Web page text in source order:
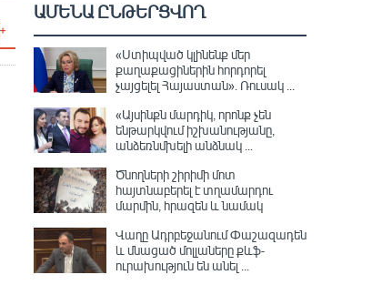
ԱՄԵՆԱ ԸՆԹԵՐՑՎՈՂ
«Ստիպված կլինենք մեր
քաղաքացիներին հորդորել
չայցելել Հայաստան»․ Ռուսակ ...
«Այսինքն մարդիկ, որոնք չեն
ենթարկվում իշխանությանը,
անձեռնմխելի անձնակ ...
Ծնողների շիրիմի մոտ
հայտնաբերել է տղամարդու
մարմին, հրազեն և նամակ
Վաղը Ադրբեջանում Փաշազադեն
և մնացած մոլլաները քևֆ-
ուրախություն են անել ...